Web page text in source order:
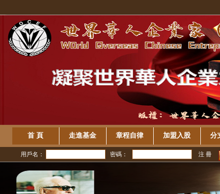
首 頁 走進基金 章程自律 加盟入股 分
用戶名： 密碼： 注 冊